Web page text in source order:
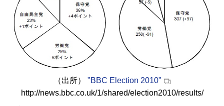
（出所） "BBC Election 2010"
http://news.bbc.co.uk/1/shared/election2010/results/